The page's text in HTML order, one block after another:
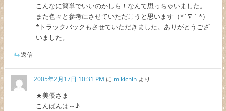
こんなに簡単でいいのかしら！なんて思っちゃいました。
また色々と参考にさせていただこうと思います（*´∇｀*）
*トラックバックもさせていただきました。ありがとうござ
いました。
返信
2005年2月17日 10:31 PM に mikichin より
★美優さま
こんばんは～♪